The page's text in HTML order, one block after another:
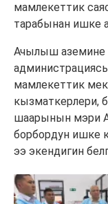
мамлекеттик
тарабынан ишке
Ачылыш аземине
мамлекеттик
кызматкерлери,
шаарынын мэри
борбордун ишке
ээ экендигин